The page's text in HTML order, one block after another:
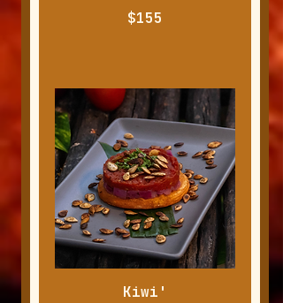
$155
Kiwi'